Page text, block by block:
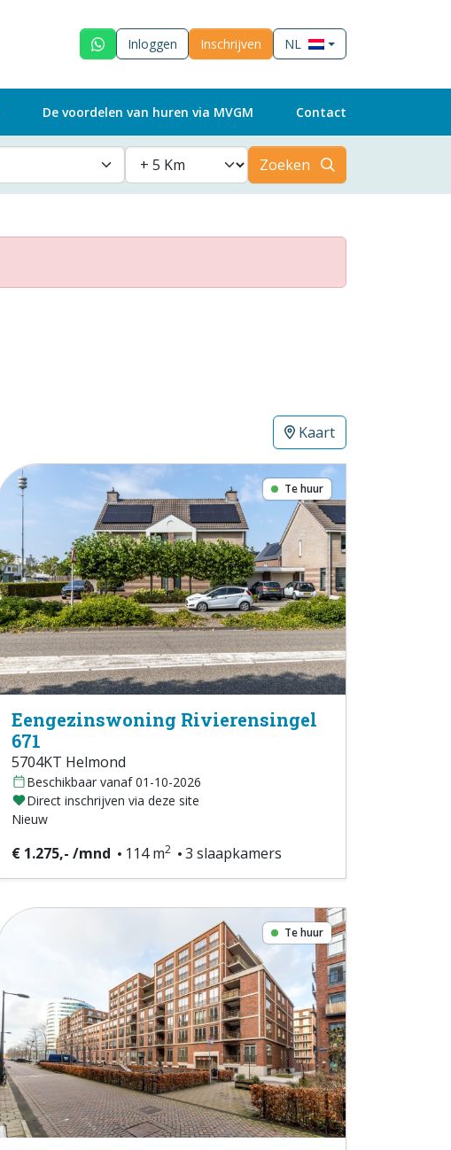
Inloggen Inschrijven NL
De voordelen van huren via MVGM Contact
Zoeken
Kaart
Te huur
Eengezinswoning Rivierensingel
671
5704KT Helmond
Beschikbaar vanaf 01-10-2026
Direct inschrijven via deze site
Nieuw
€ 1.275,- /mnd 114 m2 3 slaapkamers
Te huur